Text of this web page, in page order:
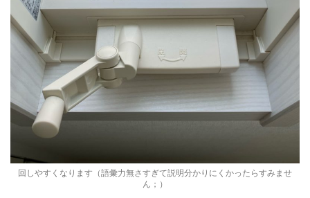
回しやすくなります（語彙力無さすぎて説明分かりにくかったらすみませ
ん；）